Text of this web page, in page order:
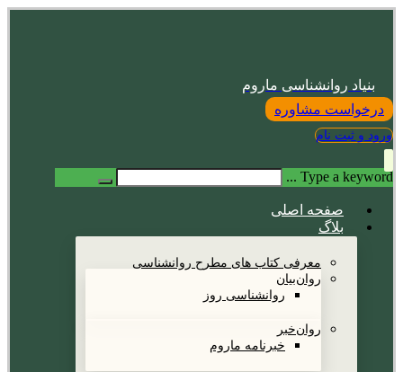
بنیاد روانشناسی ماروم
درخواست مشاوره
ورود و ثبت نام
Type a keyword ...
صفحه اصلی
بلاگ
معرفی کتاب های مطرح روانشناسی
روان‌بیان
روانشناسی روز
روان‌خبر
خبرنامه ماروم